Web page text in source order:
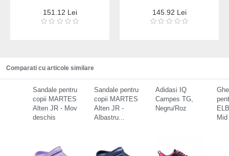
151.12 Lei 145.92 Lei
Comparati cu articole similare
Sandale pentru
copii MARTES
Alten JR - Mov
deschis
Sandale pentru
copii MARTES
Alten JR -
Albastru...
Adidasi IQ
Campes TG,
Negru/Roz